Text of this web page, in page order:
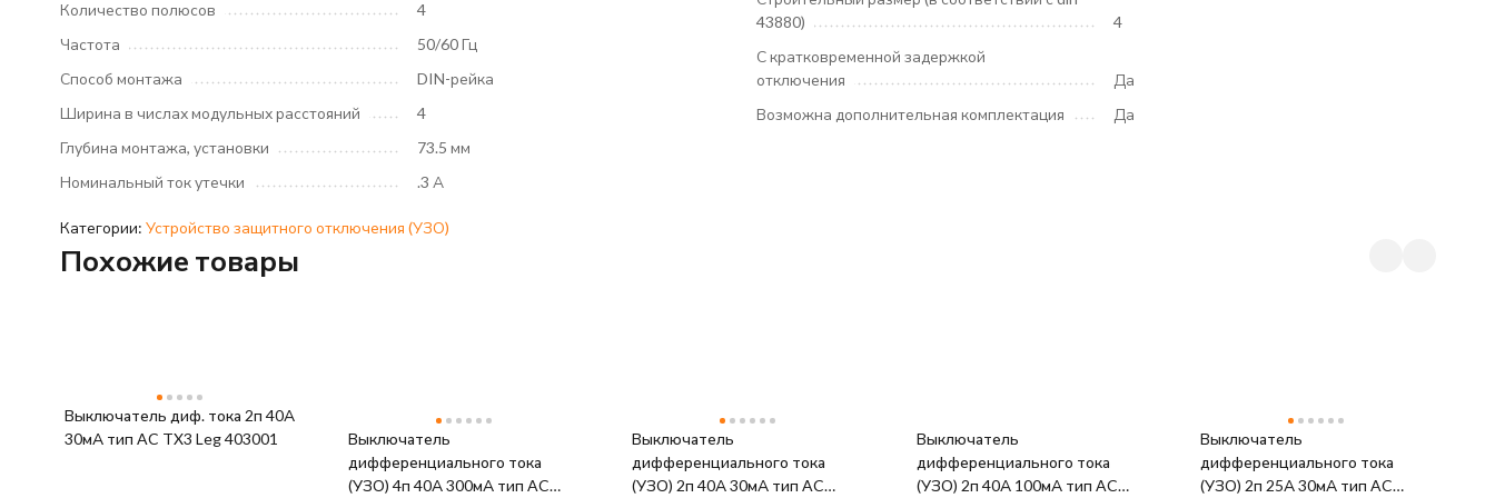
Количество полюсов
4
Частота
50/60 Гц
Способ монтажа
DIN-рейка
Ширина в числах модульных расстояний
4
Глубина монтажа, установки
73.5 мм
Номинальный ток утечки
.3 А
43880)
4
С кратковременной задержкой
отключения
Да
Возможна дополнительная комплектация
Да
Категории: Устройство защитного отключения (УЗО)
Похожие товары
Выключатель диф. тока 2п 40А
30мА тип AC TX3 Leg 403001
Выключатель
дифференциального тока
(УЗО) 4п 40А 300мА тип AC
Выключатель
дифференциального тока
(УЗО) 2п 40А 30мА тип AC
Выключатель
дифференциального тока
(УЗО) 2п 40А 100мА тип AC
Выключатель
дифференциального тока
(УЗО) 2п 25А 30мА тип AC